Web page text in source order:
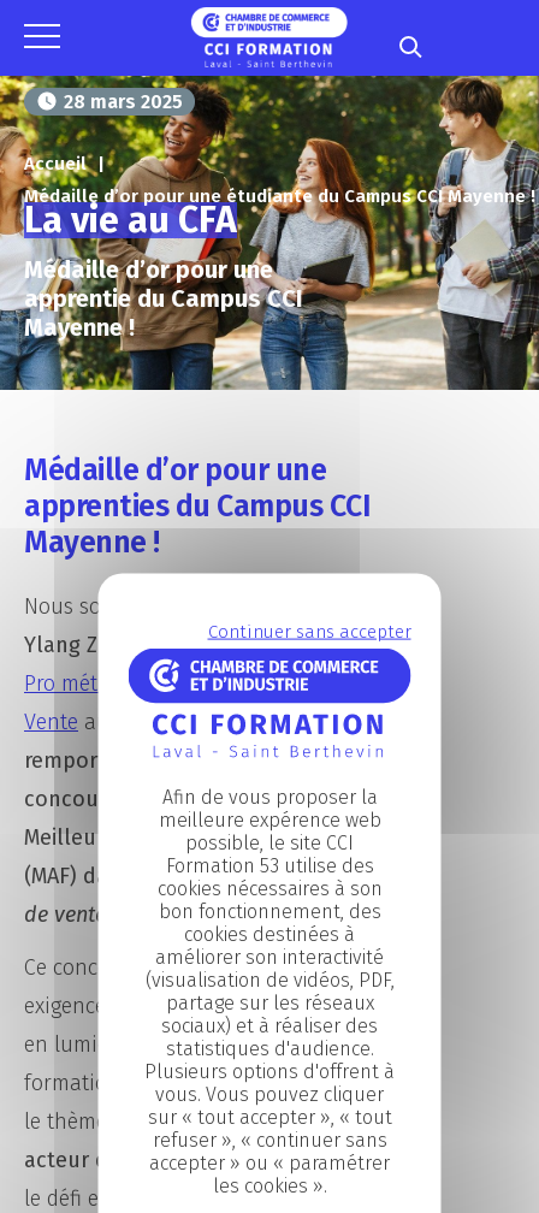
Accueil
Médaille d’or pour une étudiante du Campus CCI Mayenne !
28 mars 2025
La vie au CFA
Médaille d’or pour une
apprentie du Campus CCI
Mayenne !
Médaille d’or pour une
apprenties du Campus CCI
Mayenne !
Nous sommes ravis d’annoncer que
Ylang ZOUBERT, apprentie enBac
Pro métiers du Commerce et de la
Vente au Campus CCI Mayenne, a
remporté la médaille d’or au
concours départemental « Un des
Meilleurs Apprentis de France »
(MAF) dans la catégorieEmployée
de vente
Ce concours, reconnu pour son
exigence et sa portée nationale, met
en lumière les jeunes talents en
formation professionnelle. En 2025,
le thème imposé était : «La France,
acteur de demain« . Ylang a relevé
le défi en imaginant une vitrine
Panneau de gestion des cookies
Continuer sans accepter
Afin de vous proposer la
meilleure expérence web
possible, le site CCI
Formation 53 utilise des
cookies nécessaires à son
bon fonctionnement, des
cookies destinées à
améliorer son interactivité
(visualisation de vidéos, PDF,
partage sur les réseaux
sociaux) et à réaliser des
statistiques d'audience.
Plusieurs options d'offrent à
vous. Vous pouvez cliquer
sur « tout accepter », « tout
refuser », « continuer sans
accepter » ou « paramétrer
les cookies ».